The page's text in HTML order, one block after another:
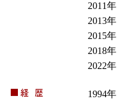
2011年
2013年
2015年
2018年
2022年
1994年